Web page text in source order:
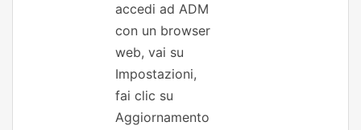
accedi ad ADM
con un browser
web, vai su
Impostazioni,
fai clic su
Aggiornamento